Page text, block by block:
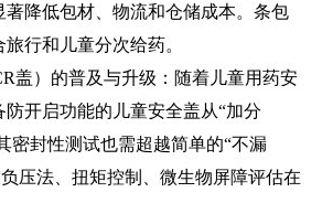
著降低包材、物流和仓储成本。条包
行和儿童分次给药。
盖）的普及与升级：随着儿童用药安
开启功能的儿童安全盖从“加分
密封性测试也需超越简单的“不漏
压法、扭矩控制、微生物屏障评估在